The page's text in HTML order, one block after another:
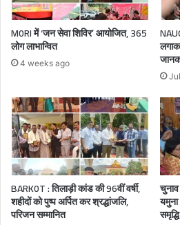
M0RI में ‘जन सेवा शिविर’ आयोजित, 365
लोग लाभान्वित
4 weeks ago
BARK0T : तिलाड़ी कांड की 96वीं वर्षी,
शहीदों को पुष्प अर्पित कर श्रद्धांजलि,
परिजन सम्मानित